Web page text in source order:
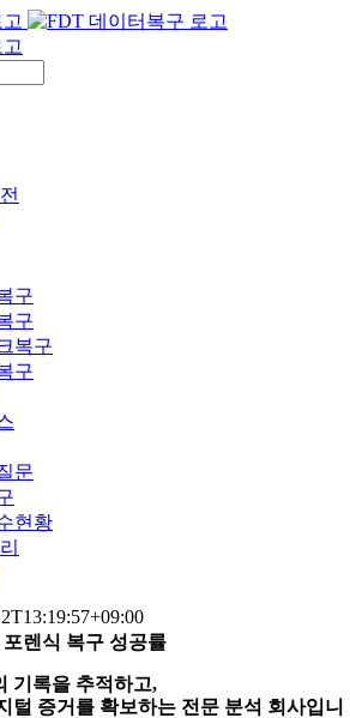
구
구
복구
구
문
현황
렌식 복구 성공률
기록을 추적하고,
털 증거를 확보하는 전문 분석 회사입니